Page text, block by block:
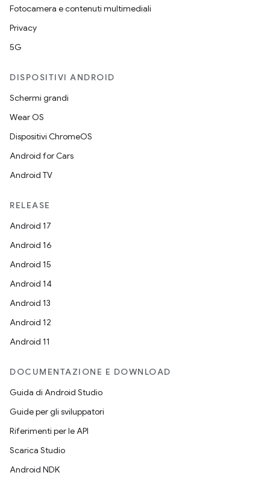
Fotocamera e contenuti multimediali
Privacy
5G
DISPOSITIVI ANDROID
Schermi grandi
Wear OS
Dispositivi ChromeOS
Android for Cars
Android TV
RELEASE
Android 17
Android 16
Android 15
Android 14
Android 13
Android 12
Android 11
DOCUMENTAZIONE E DOWNLOAD
Guida di Android Studio
Guide per gli sviluppatori
Riferimenti per le API
Scarica Studio
Android NDK